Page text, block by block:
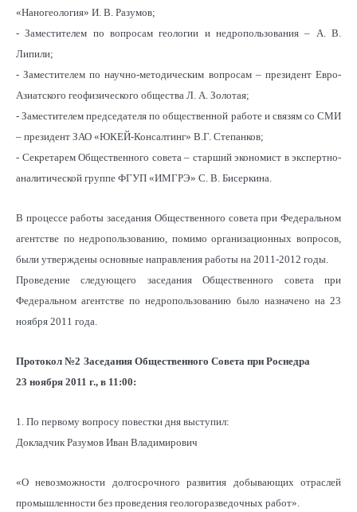
«Наногеология» И. В. Разумов;
- Заместителем по вопросам геологии и недропользования – А. В.
Липили;
- Заместителем по научно-методическим вопросам – президент Евро-
Азиатского геофизического общества Л. А. Золотая;
- Заместителем председателя по общественной работе и связям со СМИ
– президент ЗАО «ЮКЕЙ-Консалтинг» В.Г. Степанков;
- Секретарем Общественного совета – старший экономист в экспертно-
аналитической группе ФГУП «ИМГРЭ» С. В. Бисеркина.
В процессе работы заседания Общественного совета при Федеральном
агентстве по недропользованию, помимо организационных вопросов,
были утверждены основные направления работы на 2011-2012 годы.
Проведение следующего заседания Общественного совета при
Федеральном агентстве по недропользованию было назначено на 23
ноября 2011 года.
Протокол №2 Заседания Общественного Совета при Роснедра
23 ноября 2011 г., в 11:00:
1. По первому вопросу повестки дня выступил:
Докладчик Разумов Иван Владимирович
«О невозможности долгосрочного развития добывающих отраслей
промышленности без проведения геологоразведочных работ».